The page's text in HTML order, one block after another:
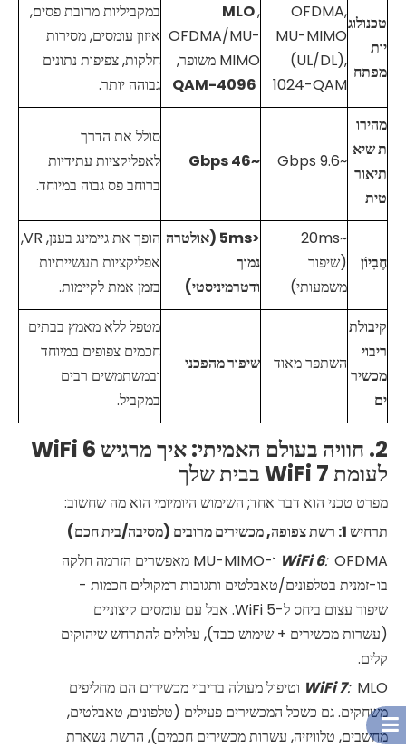
טכנולוג
יות
מפתח
OFDMA,
MU-MIMO
(UL/DL),
1024-QAM
MLO,
OFDMA/MU-
MIMO משופר,
4096-QAM
במקביליות מרובת פסים,
איזון עומסים, מסירות
חלקות, צפיפות נתונים
גבוהה יותר.
מהירו
ת שיא
תיאור
טית
~9.6 Gbps
~46 Gbps
סולל את הדרך
לאפליקציות עתידיות
ברוחב פס גבוה במיוחד.
חֶבִיוֹן
~20ms
(שיפור
משמעותי)
<5ms (אולטרה
נמוך
ודטרמיניסטי)
הופך את גיימינג בענן, VR,
אפליקציות תעשייתיות
בזמן אמת לקיימות.
קיבולת
ריבוי
מכשיר
ים
השתפר מאוד שיפור מהפכני
מטפל ללא מאמץ בבתים
חכמים צפופים במיוחד
ובמשתמשים רבים
במקביל.
2. חוויה בעולם האמיתי: איך מרגיש WiFi 6
לעומת WiFi 7 בבית שלך
מפרט טכני הוא דבר אחד; השימוש היומיומי הוא מה שחשוב:
תרחיש 1: רשת צפופה, מכשירים מרובים (מסיבה/בית חכם)
WiFi6:
OFDMA ו-MU-MIMO מאפשרים הזרמה חלקה
בו-זמנית בטלפונים/טאבלטים ותגובות רמקולים חכמות -
שיפור עצום ביחס ל-WiFi 5. אבל עם עומסים קיצוניים
(עשרות מכשירים + שימוש כבד), עלולים להתרחש שיהוקים
קלים.
WiFi7:
MLO וטיפול מעולה בריבוי מכשירים הם מחליפים
משחקים. גם כשכל המכשירים פעילים (טלפונים, טאבלטים,
מחשבים, טלוויזיה, עשרות מכשירים חכמים), הרשת נשארת